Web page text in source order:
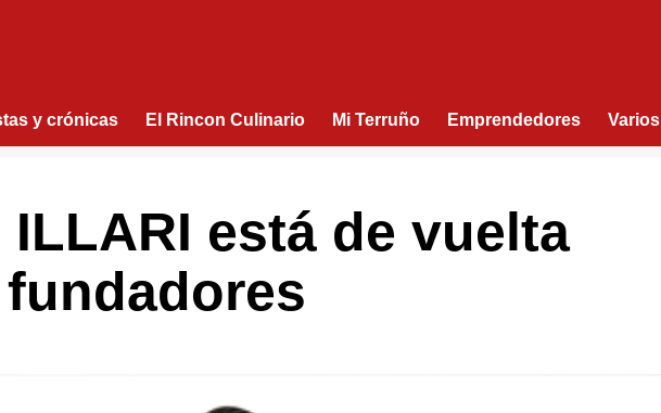
y crónicas El Rincon Culinario Mi Terruño Emprendedores Varios
está de vuelta